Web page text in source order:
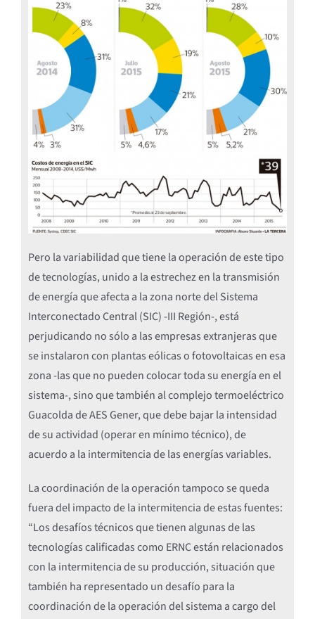
Pero la variabilidad que tiene la operación de este tipo
de tecnologías, unido a la estrechez en la transmisión
de energía que afecta a la zona norte del Sistema
Interconectado Central (SIC) -III Región-, está
perjudicando no sólo a las empresas extranjeras que
se instalaron con plantas eólicas o fotovoltaicas en esa
zona -las que no pueden colocar toda su energía en el
sistema-, sino que también al complejo termoeléctrico
Guacolda de AES Gener, que debe bajar la intensidad
de su actividad (operar en mínimo técnico), de
acuerdo a la intermitencia de las energías variables.
La coordinación de la operación tampoco se queda
fuera del impacto de la intermitencia de estas fuentes:
“Los desafíos técnicos que tienen algunas de las
tecnologías calificadas como ERNC están relacionados
con la intermitencia de su producción, situación que
también ha representado un desafío para la
coordinación de la operación del sistema a cargo del